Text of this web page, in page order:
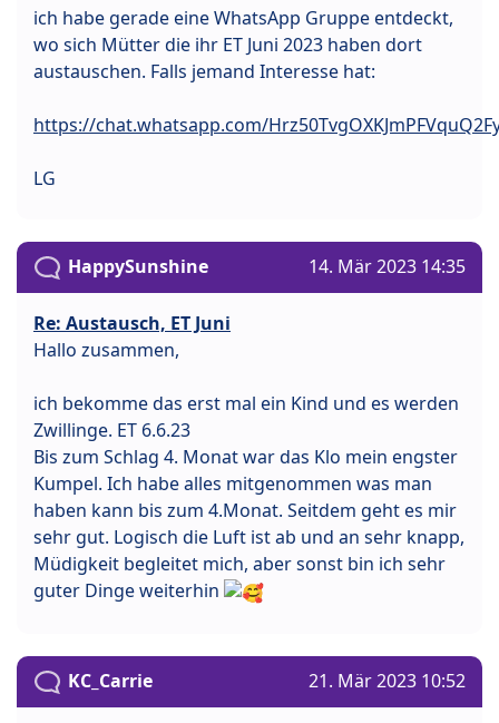
ich habe gerade eine WhatsApp Gruppe entdeckt,
wo sich Mütter die ihr ET Juni 2023 haben dort
austauschen. Falls jemand Interesse hat:
https://chat.whatsapp.com/
LG
HappySunshine 14. Mär 2023 14:35
Re: Austausch, ET Juni
Hallo zusammen,
ich bekomme das erst mal ein Kind und es werden
Zwillinge. ET 6.6.23
Bis zum Schlag 4. Monat war das Klo mein engster
Kumpel. Ich habe alles mitgenommen was man
haben kann bis zum 4.Monat. Seitdem geht es mir
sehr gut. Logisch die Luft ist ab und an sehr knapp,
Müdigkeit begleitet mich, aber sonst bin ich sehr
guter Dinge weiterhin
KC_Carrie 21. Mär 2023 10:52